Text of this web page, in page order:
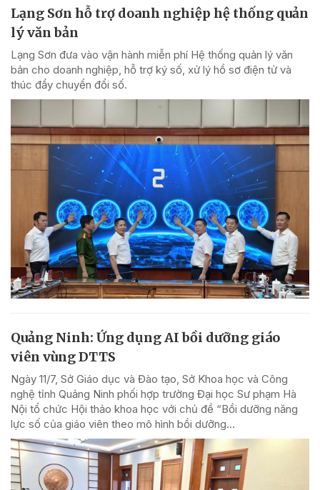
Lạng Sơn hỗ trợ doanh nghiệp hệ thống quản
lý văn bản
Lạng Sơn đưa vào vận hành miễn phí Hệ thống quản lý văn
bản cho doanh nghiệp, hỗ trợ ký số, xử lý hồ sơ điện tử và
thúc đẩy chuyển đổi số.
Quảng Ninh: Ứng dụng AI bồi dưỡng giáo
viên vùng DTTS
Ngày 11/7, Sở Giáo dục và Đào tạo, Sở Khoa học và Công
nghệ tỉnh Quảng Ninh phối hợp trường Đại học Sư phạm Hà
Nội tổ chức Hội thảo khoa học với chủ đề “Bồi dưỡng năng
lực số của giáo viên theo mô hình bồi dưỡng...